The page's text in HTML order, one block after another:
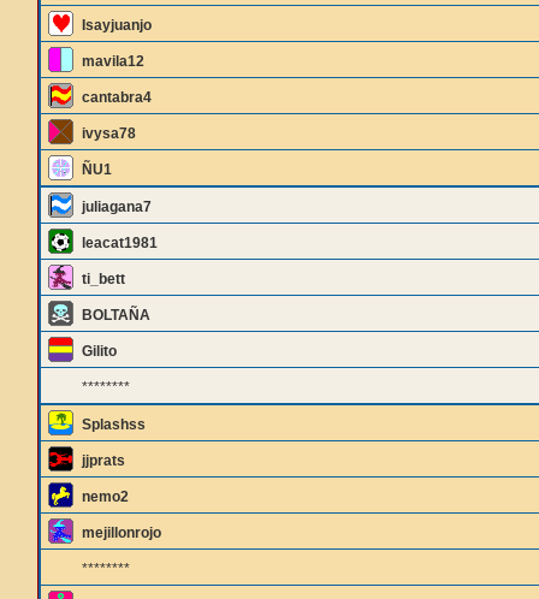
Isayjuanjo
mavila12
cantabra4
ivysa78
ÑU1
juliagana7
leacat1981
ti_bett
BOLTAÑA
Gilito
********
Splashss
jjprats
nemo2
mejillonrojo
********